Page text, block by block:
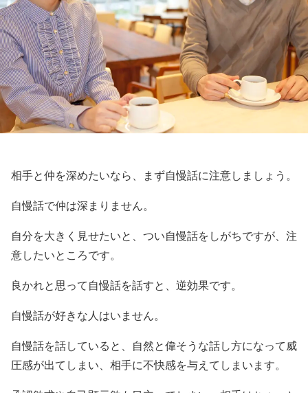
相手と仲を深めたいなら、まず自慢話に注意しましょう。
自慢話で仲は深まりません。
自分を大きく見せたいと、つい自慢話をしがちですが、注
意したいところです。
良かれと思って自慢話を話すと、逆効果です。
自慢話が好きな人はいません。
自慢話を話していると、自然と偉そうな話し方になって威
圧感が出てしまい、相手に不快感を与えてしまいます。